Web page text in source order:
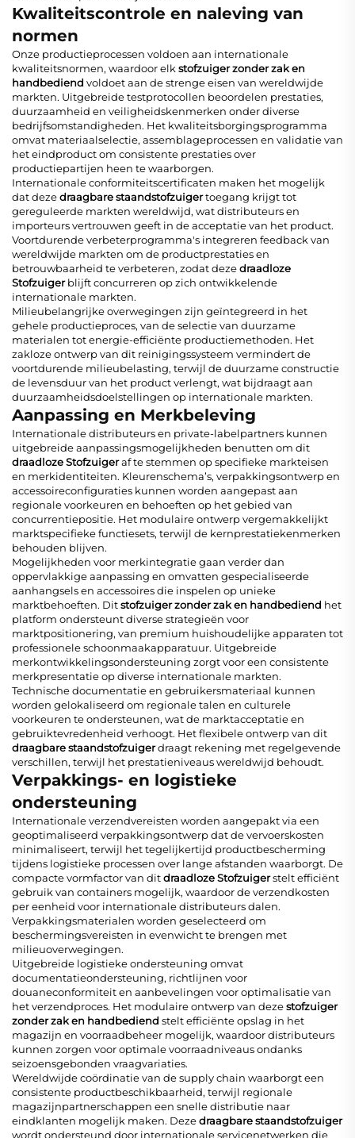
Kwaliteitscontrole en naleving van
normen
Onze productieprocessen voldoen aan internationale
kwaliteitsnormen, waardoor elk stofzuiger zonder zak en
handbediend voldoet aan de strenge eisen van wereldwijde
markten. Uitgebreide testprotocollen beoordelen prestaties,
duurzaamheid en veiligheidskenmerken onder diverse
bedrijfsomstandigheden. Het kwaliteitsborgingsprogramma
omvat materiaalselectie, assemblageprocessen en validatie van
het eindproduct om consistente prestaties over
productiepartijen heen te waarborgen.
Internationale conformiteitscertificaten maken het mogelijk
dat dezedraagbare staandstofzuigertoegang krijgt tot
gereguleerde markten wereldwijd, wat distributeurs en
importeurs vertrouwen geeft in de acceptatie van het product.
Voortdurende verbeterprogramma's integreren feedback van
wereldwijde markten om de productprestaties en
betrouwbaarheid te verbeteren, zodat dezedraadloze
Stofzuigerblijft concurreren op zich ontwikkelende
internationale markten.
Milieubelangrijke overwegingen zijn geïntegreerd in het
gehele productieproces, van de selectie van duurzame
materialen tot energie-efficiënte productiemethoden. Het
zakloze ontwerp van dit reinigingssysteem vermindert de
voortdurende milieubelasting, terwijl de duurzame constructie
de levensduur van het product verlengt, wat bijdraagt aan
duurzaamheidsdoelstellingen op internationale markten.
Aanpassing en Merkbeleving
Internationale distributeurs en private-labelpartners kunnen
uitgebreide aanpassingsmogelijkheden benutten om dit
draadloze Stofzuigeraf te stemmen op specifieke markteisen
en merkidentiteiten. Kleurenschema’s, verpakkingsontwerp en
accessoireconfiguraties kunnen worden aangepast aan
regionale voorkeuren en behoeften op het gebied van
concurrentiepositie. Het modulaire ontwerp vergemakkelijkt
marktspecifieke functiesets, terwijl de kernprestatiekenmerken
behouden blijven.
Mogelijkheden voor merkintegratie gaan verder dan
oppervlakkige aanpassing en omvatten gespecialiseerde
aanhangsels en accessoires die inspelen op unieke
marktbehoeften. Ditstofzuiger zonder zak en handbediend het
platform ondersteunt diverse strategieën voor
marktpositionering, van premium huishoudelijke apparaten tot
professionele schoonmaakapparatuur. Uitgebreide
merkontwikkelingsondersteuning zorgt voor een consistente
merkpresentatie op diverse internationale markten.
Technische documentatie en gebruikersmateriaal kunnen
worden gelokaliseerd om regionale talen en culturele
voorkeuren te ondersteunen, wat de marktacceptatie en
gebruiktevredenheid verhoogt. Het flexibele ontwerp van dit
draagbare staandstofzuigerdraagt rekening met regelgevende
verschillen, terwijl het prestatieniveaus wereldwijd behoudt.
Verpakkings- en logistieke
ondersteuning
Internationale verzendvereisten worden aangepakt via een
geoptimaliseerd verpakkingsontwerp dat de vervoerskosten
minimaliseert, terwijl het tegelijkertijd productbescherming
tijdens logistieke processen over lange afstanden waarborgt. De
compacte vormfactor van ditdraadloze Stofzuigerstelt efficiënt
gebruik van containers mogelijk, waardoor de verzendkosten
per eenheid voor internationale distributeurs dalen.
Verpakkingsmaterialen worden geselecteerd om
beschermingsvereisten in evenwicht te brengen met
milieuoverwegingen.
Uitgebreide logistieke ondersteuning omvat
documentatieondersteuning, richtlijnen voor
douaneconformiteit en aanbevelingen voor optimalisatie van
het verzendproces. Het modulaire ontwerp van dezestofzuiger
zonder zak en handbediend stelt efficiënte opslag in het
magazijn en voorraadbeheer mogelijk, waardoor distributeurs
kunnen zorgen voor optimale voorraadniveaus ondanks
seizoensgebonden vraagvariaties.
Wereldwijde coördinatie van de supply chain waarborgt een
consistente productbeschikbaarheid, terwijl regionale
magazijnpartnerschappen een snelle distributie naar
eindklanten mogelijk maken. Dezedraagbare staandstofzuiger
wordt ondersteund door internationale servicenetwerken die